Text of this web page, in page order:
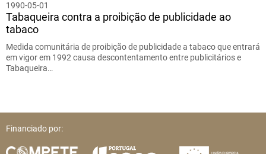
1990-05-01
Tabaqueira contra a proibição de publicidade ao
tabaco
Medida comunitária de proibição de publicidade a tabaco que entrará
em vigor em 1992 causa descontentamento entre publicitários e
Tabaqueira…
Financiado por: